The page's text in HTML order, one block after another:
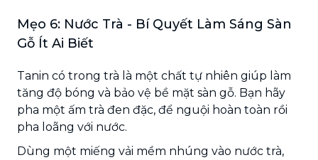
Mẹo 6: Nước Trà - Bí Quyết Làm Sáng Sàn
Gỗ Ít Ai Biết
Tanin có trong trà là một chất tự nhiên giúp làm
tăng độ bóng và bảo vệ bề mặt sàn gỗ. Bạn hãy
pha một ấm trà đen đặc, để nguội hoàn toàn rồi
pha loãng với nước.
Dùng một miếng vải mềm nhúng vào nước trà,